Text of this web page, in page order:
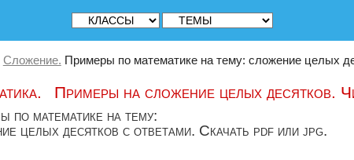
Сложение. Примеры по математике на тему: сложение целых
Примеры на сложение целых десятков.
по математике на тему:
целых десятков с ответами. Скачать pdf или jpg.